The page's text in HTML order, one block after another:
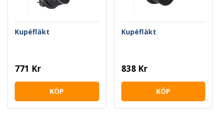
Kupéfläkt
771 Kr
KÖP
Kupéfläkt
838 Kr
KÖP